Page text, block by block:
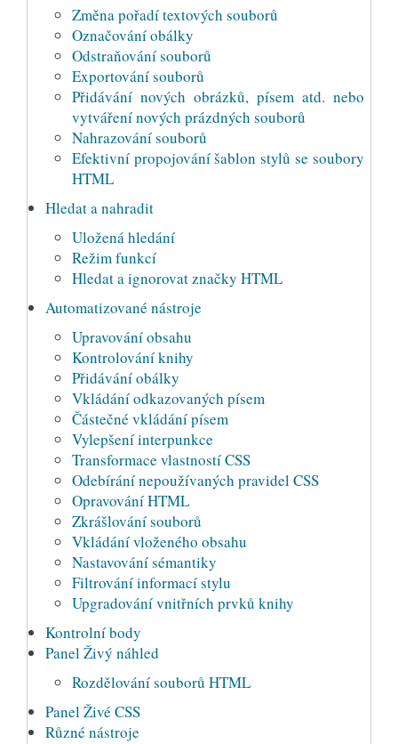
Změna pořadí textových souborů
Označování obálky
Odstraňování souborů
Exportování souborů
Přidávání nových obrázků, písem atd. nebo
vytváření nových prázdných souborů
Nahrazování souborů
Efektivní propojování šablon stylů se soubory
HTML
Hledat a nahradit
Uložená hledání
Režim funkcí
Hledat a ignorovat značky HTML
Automatizované nástroje
Upravování obsahu
Kontrolování knihy
Přidávání obálky
Vkládání odkazovaných písem
Částečné vkládání písem
Vylepšení interpunkce
Transformace vlastností CSS
Odebírání nepoužívaných pravidel CSS
Opravování HTML
Zkrášlování souborů
Vkládání vloženého obsahu
Nastavování sémantiky
Filtrování informací stylu
Upgradování vnitřních prvků knihy
Kontrolní body
Panel Živý náhled
Rozdělování souborů HTML
Panel Živé CSS
Různé nástroje